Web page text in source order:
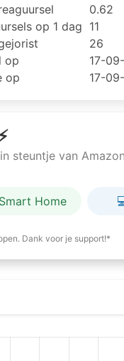
0.62
op 1 dag
11
26
op
17-
op
17-
steuntje van
Home
Dank voor je support!*